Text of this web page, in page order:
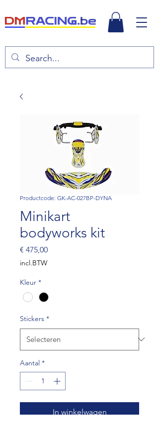
Productcode: GK-AC-027BP-DYNA
Minikart
bodyworks kit
€ 475,00Prijs
incl.BTW
Kleur *
Stickers *
Aantal *
In winkelwagen